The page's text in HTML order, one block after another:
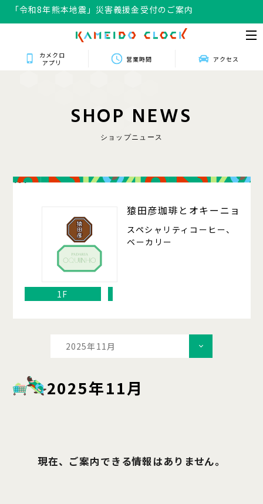
「令和8年熊本地震」災害義援金受付のご案内
「令和8年熊本地震」災害義援金受付のご案内
カメクロ
アプリ
営業時間 アクセス
SHOP NEWS
ショップニュース
101
猿田彦珈琲とオキーニョ
スペシャリティコーヒー、
ベーカリー
1F
2025年11月
2025年11月
現在、ご案内できる情報はありません。